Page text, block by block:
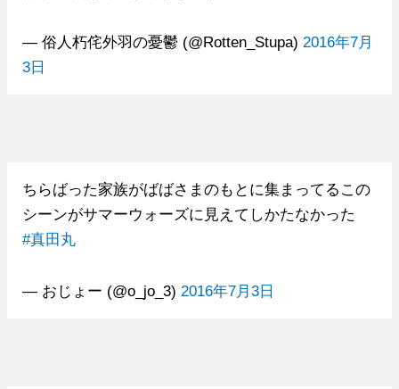
— 俗人朽侘外羽の憂鬱 (@Rotten_Stupa) 2016年7月
3日
ちらばった家族がばばさまのもとに集まってるこの
シーンがサマーウォーズに見えてしかたなかった
#真田丸
— おじょー (@o_jo_3) 2016年7月3日